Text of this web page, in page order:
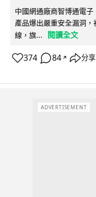
中國網通廠商智博通電
產品爆出嚴重安全漏洞
線，旗...
閱讀全文
374 84 ↗ 分享
ADVERTISEMENT